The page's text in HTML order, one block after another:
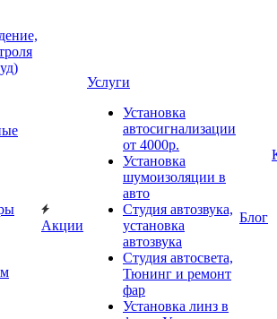
Акции
Услуги
Установка
автосигнализации
от 4000р.
Установка
шумоизоляции в
авто
Студия автозвука,
установка
автозвука
Студия автосвета,
Тюнинг и ремонт
фар
Установка линз в
Блог